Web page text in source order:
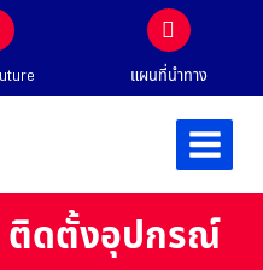
แผนที่นำทาง
ติดตั้งอุปกรณ์